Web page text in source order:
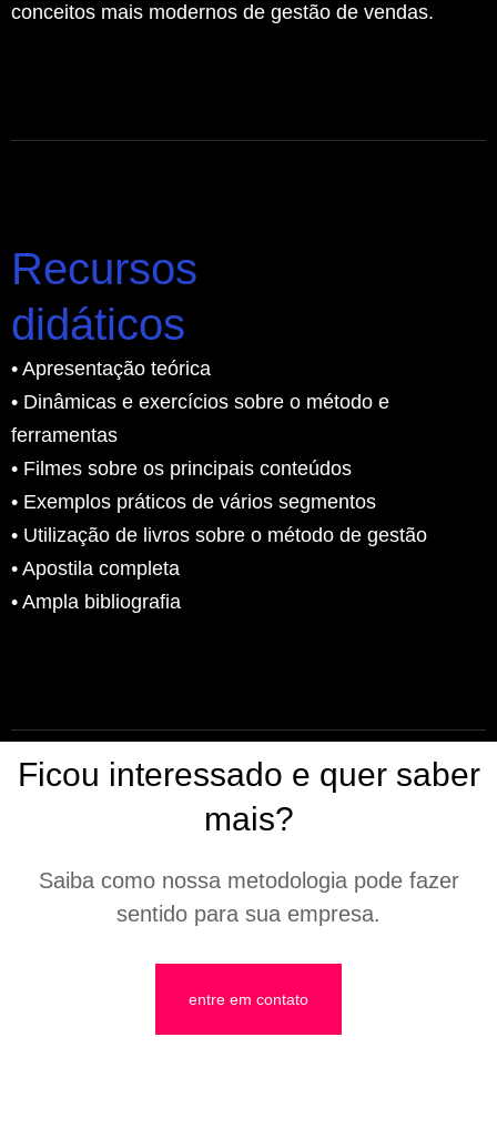
conceitos mais modernos de gestão de vendas.
Recursos
didáticos
• Apresentação teórica
• Dinâmicas e exercícios sobre o método e
ferramentas
• Filmes sobre os principais conteúdos
• Exemplos práticos de vários segmentos
• Utilização de livros sobre o método de gestão
• Apostila completa
• Ampla bibliografia
Ficou interessado e quer saber
mais?
Saiba como nossa metodologia pode fazer
sentido para sua empresa.
entre em contato